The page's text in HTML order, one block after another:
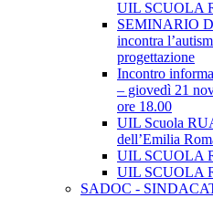
UIL SCUOLA
SEMINARIO
incontra
progettazione
Incontro
– giovedì 21
ore 18.00
UIL Scuola
dell’Emilia
UIL SCUOLA
UIL SCUOLA
SADOC -